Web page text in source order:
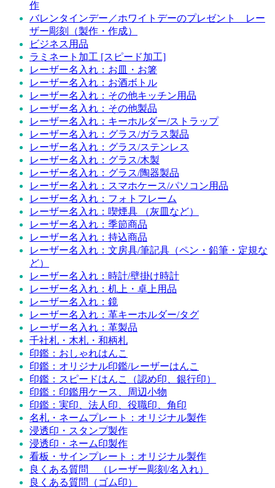
作
バレンタインデー／ホワイトデーのプレゼント レー
ザー彫刻（製作・作成）
ビジネス用品
ラミネート加工 [スピード加工]
レーザー名入れ：お皿・お箸
レーザー名入れ：お酒ボトル
レーザー名入れ：その他キッチン用品
レーザー名入れ：その他製品
レーザー名入れ：キーホルダー/ストラップ
レーザー名入れ：グラス/ガラス製品
レーザー名入れ：グラス/ステンレス
レーザー名入れ：グラス/木製
レーザー名入れ：グラス/陶器製品
レーザー名入れ：スマホケース/パソコン用品
レーザー名入れ：フォトフレーム
レーザー名入れ：喫煙具 （灰皿など）
レーザー名入れ：季節商品
レーザー名入れ：持込商品
レーザー名入れ：文房具/筆記具（ペン・鉛筆・定規な
ど）
レーザー名入れ：時計/壁掛け時計
レーザー名入れ：机上・卓上用品
レーザー名入れ：鏡
レーザー名入れ：革キーホルダー/タグ
レーザー名入れ：革製品
千社札・木札・和柄札
印鑑：おしゃれはんこ
印鑑：オリジナル印鑑/レーザーはんこ
印鑑：スピードはんこ（認め印、銀行印）
印鑑：印鑑用ケース、周辺小物
印鑑：実印、法人印、役職印、角印
名札・ネームプレート：オリジナル製作
浸透印・スタンプ製作
浸透印・ネーム印製作
看板・サインプレート：オリジナル製作
良くある質問 （レーザー彫刻/名入れ）
良くある質問（ゴム印）